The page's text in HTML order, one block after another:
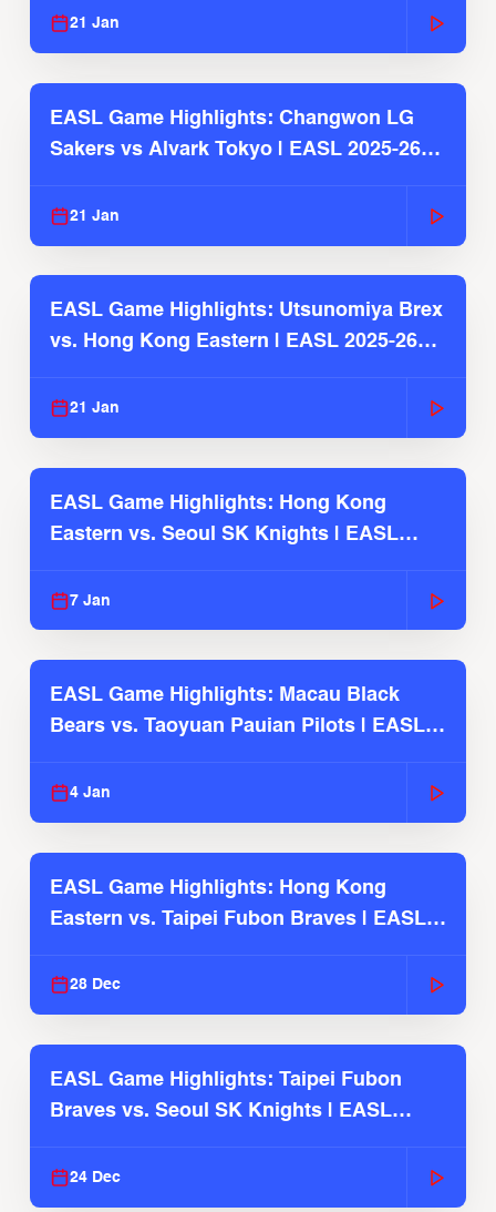
21 Jan
EASL Game Highlights: Changwon LG
Sakers vs Alvark Tokyo | EASL 2025-26
21 Jan
EASL Game Highlights: Utsunomiya Brex
vs. Hong Kong Eastern | EASL 2025-26
21 Jan
EASL Game Highlights: Hong Kong
Eastern vs. Seoul SK Knights | EASL
7 Jan
EASL Game Highlights: Macau Black
Bears vs. Taoyuan Pauian Pilots | EASL
4 Jan
EASL Game Highlights: Hong Kong
Eastern vs. Taipei Fubon Braves | EASL
28 Dec
EASL Game Highlights: Taipei Fubon
Braves vs. Seoul SK Knights | EASL
24 Dec